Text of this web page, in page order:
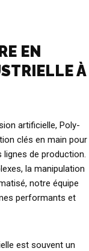
EN
À
artificielle, Poly-
clés en main pour
de production.
la manipulation
notre équipe
performants et
est souvent un